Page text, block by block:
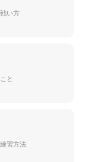
い方
と
習方法